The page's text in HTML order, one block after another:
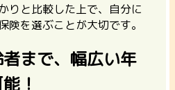
りと比較した上で、自分に
険を選ぶことが大切です。
まで、幅広い年
！